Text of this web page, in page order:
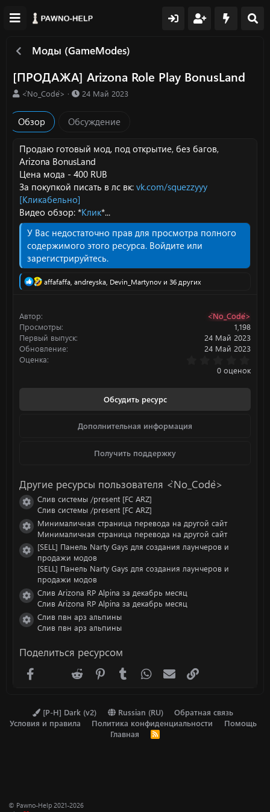
Моды (GameModes)
[ПРОДАЖА] Arizona Role Play BonusLand
А
т
о
<`No_Code`>
Д
а
о
з
д
а
н
я
24 Май 2023
Обзор Обсуждение
Продаю готовый мод, под открытие, без багов,
Arizona BonusLand
Цена мода - 400 RUB
За покупкой писать в лс вк: vk.com/squezzyyy
[Кликабельно]
Видео обзор: *Клик*...
У Вас недостаточно прав для просмотра полного
содержимого этого ресурса. Войдите или
зарегистрируйтесь.
Р
и
и
:
affafaffa, andreyska, Devin_Martynov и 36 других
Автор
<`No_Code`>
Просмотры
1,198
Первый выпуск
24 Май 2023
Обновление
24 Май 2023
Оценка
.
0
0 оценок
Обсудить ресурс
Дополнительная информация
Получить поддержку
Другие ресурсы пользователя <`No_Code`>
Иконка ресурса
Слив системы /present [FC ARZ]
Слив системы /present [FC ARZ]
Иконка ресурса
Минималичная страница перевода на другой сайт
Минималичная страница перевода на другой сайт
Иконка ресурса
[SELL] Панель Narty Gays для создания лаунчеров и
продажи модов
[SELL] Панель Narty Gays для создания лаунчеров и
продажи модов
Иконка ресурса
Слив Arizona RP Alpina за декабрь месяц
Слив Arizona RP Alpina за декабрь месяц
Иконка ресурса
Слив пвн арз альпины
Слив пвн арз альпины
Поделиться ресурсом
FacebookX (Twitter)
Reddit PinterestTumblr WhatsAppЭлектронная почта
[P-H] Dark (v2) Russian (RU)
Обратная связь
Условия и правила
Политика конфиденциальности
Помощь
Главная
R
© Pawno-Help 2021-2026